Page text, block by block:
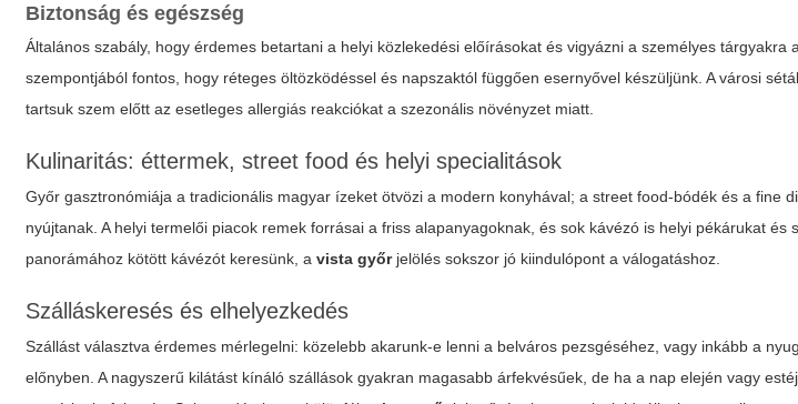
Biztonság és egészség
Általános szabály, hogy érdemes betartani a helyi közlekedési előírásokat és vigyázni a személyes tárgyakra
szempontjából fontos, hogy réteges öltözködéssel és napszaktól függően esernyővel készüljünk. A városi
tartsuk szem előtt az esetleges allergiás reakciókat a szezonális növényzet miatt.
Kulinaritás: éttermek, street food és helyi specialitások
Győr gasztronómiája a tradicionális magyar ízeket ötvözi a modern konyhával; a street food-bódék és a fine
nyújtanak. A helyi termelői piacok remek forrásai a friss alapanyagoknak, és sok kávézó is helyi pékárukat és
panorámához kötött kávézót keresünk, avista győrjelölés sokszor jó kiindulópont a válogatáshoz.
Szálláskeresés és elhelyezkedés
Szállást választva érdemes mérlegelni: közelebb akarunk-e lenni a belváros pezsgéséhez, vagy inkább a
előnyben. A nagyszerű kilátást kínáló szállások gyakran magasabb árfekvésűek, de ha a nap elején vagy